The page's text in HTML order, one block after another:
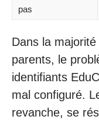
pas
Dans la
parents, le
identifiants
mal configuré.
revanche, se